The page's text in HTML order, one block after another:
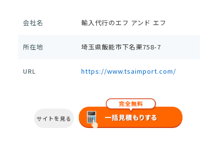
会社名 輸入代行のエフ アンド エフ
所在地 埼玉県飯能市下名栗758-7
URL https://www.tsaimport.com/
サイトを見る